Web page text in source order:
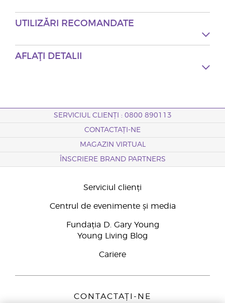
UTILIZĂRI RECOMANDATE
AFLAŢI DETALII
SERVICIUL CLIENȚI : 0800 890113
CONTACTAȚI-NE
MAGAZIN VIRTUAL
ÎNSCRIERE BRAND PARTNERS
Serviciul clienți
Centrul de evenimente și media
Fundația D. Gary Young
Young Living Blog
Cariere
CONTACTAȚI-NE